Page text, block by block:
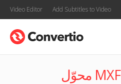
Video Editor Add Subtitles to Video